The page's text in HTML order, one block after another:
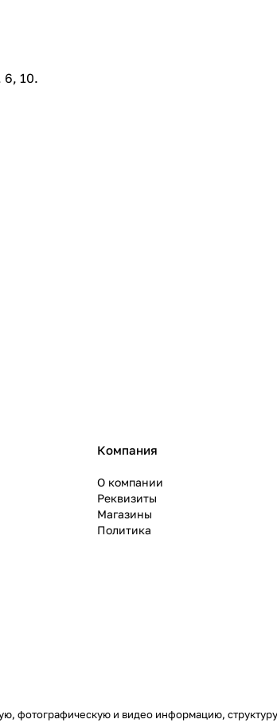
6, 10.
Компания
О компании
Реквизиты
Магазины
Политика
фотографическую и видео информацию,